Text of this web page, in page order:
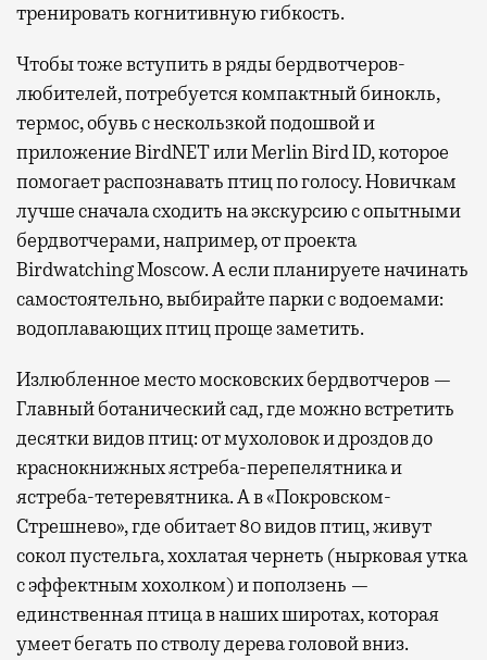
тренировать когнитивную гибкость.
Чтобы тоже вступить в ряды бердвотчеров-
любителей, потребуется компактный бинокль,
термос, обувь с нескользкой подошвой и
приложение BirdNET или Merlin Bird ID, которое
помогает распознавать птиц по голосу. Новичкам
лучше сначала сходить на экскурсию с опытными
бердвотчерами, например, от проекта
Birdwatching Moscow. А если планируете начинать
самостоятельно, выбирайте парки с водоемами:
водоплавающих птиц проще заметить.
Излюбленное место московских бердвотчеров —
Главный ботанический сад, где можно встретить
десятки видов птиц: от мухоловок и дроздов до
краснокнижных ястреба-перепелятника и
ястреба-тетеревятника. А в «Покровском-
Стрешнево», где обитает 80 видов птиц, живут
сокол пустельга, хохлатая чернеть (нырковая утка
с эффектным хохолком) и поползень —
единственная птица в наших широтах, которая
умеет бегать по стволу дерева головой вниз.